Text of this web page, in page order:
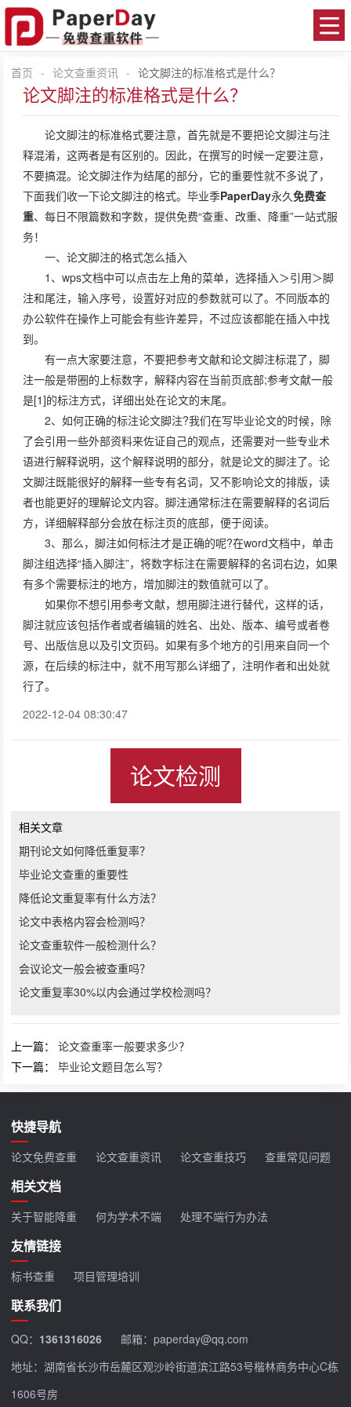
首页 - 论文查重资讯 - 论文脚注的标准格式是什么？
论文脚注的标准格式是什么？
论文脚注的标准格式要注意，首先就是不要把论文脚注与注
释混淆，这两者是有区别的。因此，在撰写的时候一定要注意，
不要搞混。论文脚注作为结尾的部分，它的重要性就不多说了，
下面我们收一下论文脚注的格式。毕业季PaperDay永久免费查
重、每日不限篇数和字数，提供免费“查重、改重、降重”一站式服
务！
一、论文脚注的格式怎么插入
1、wps文档中可以点击左上角的菜单，选择插入＞引用＞脚
注和尾注，输入序号，设置好对应的参数就可以了。不同版本的
办公软件在操作上可能会有些许差异，不过应该都能在插入中找
到。
有一点大家要注意，不要把参考文献和论文脚注标混了，脚
注一般是带圈的上标数字，解释内容在当前页底部;参考文献一般
是[1]的标注方式，详细出处在论文的末尾。
2、如何正确的标注论文脚注?我们在写毕业论文的时候，除
了会引用一些外部资料来佐证自己的观点，还需要对一些专业术
语进行解释说明，这个解释说明的部分，就是论文的脚注了。论
文脚注既能很好的解释一些专有名词，又不影响论文的排版，读
者也能更好的理解论文内容。脚注通常标注在需要解释的名词后
方，详细解释部分会放在标注页的底部，便于阅读。
3、那么，脚注如何标注才是正确的呢?在word文档中，单击
脚注组选择“插入脚注”，将数字标注在需要解释的名词右边，如果
有多个需要标注的地方，增加脚注的数值就可以了。
如果你不想引用参考文献，想用脚注进行替代，这样的话，
脚注就应该包括作者或者编辑的姓名、出处、版本、编号或者卷
号、出版信息以及引文页码。如果有多个地方的引用来自同一个
源，在后续的标注中，就不用写那么详细了，注明作者和出处就
行了。
2022-12-04 08:30:47
论文检测
相关文章
期刊论文如何降低重复率？
毕业论文查重的重要性
降低论文重复率有什么方法？
论文中表格内容会检测吗？
论文查重软件一般检测什么？
会议论文一般会被查重吗？
论文重复率30%以内会通过学校检测吗？
上一篇：论文查重率一般要求多少？
下一篇：毕业论文题目怎么写？
快捷导航
论文免费查重 论文查重资讯 论文查重技巧 查重常见问题
相关文档
关于智能降重 何为学术不端 处理不端行为办法
友情链接
标书查重 项目管理培训
联系我们
QQ： 1361316026
邮箱：paperday@qq.com
地址：湖南省长沙市岳麓区观沙岭街道滨江路53号楷林商务中心C栋
1606号房